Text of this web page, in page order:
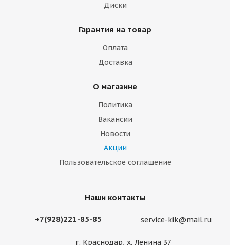
Диски
Гарантия на товар
Оплата
Доставка
О магазине
Политика
Вакансии
Новости
Акции
Пользовательское соглашение
Наши контакты
+7(928)221-85-85 service-kik@mail.ru
г. Краснодар, х. Ленина 37